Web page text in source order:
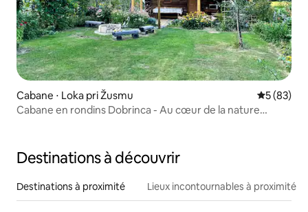
Cabane ⋅ Loka pri Žusmu
5 (83)
Cabane en rondins Dobrinca - Au cœur de la nature
Destinations à découvrir
Destinations à proximité Lieux incontournables à proximité